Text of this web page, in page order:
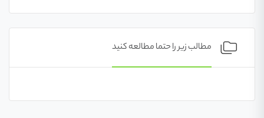
مطالب زیر را حتما مطالعه کنید